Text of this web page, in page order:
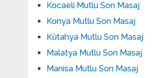
Kocaeli Mutlu Son Masaj
Konya Mutlu Son Masaj
Kütahya Mutlu Son Masaj
Malatya Mutlu Son Masaj
Manisa Mutlu Son Masaj